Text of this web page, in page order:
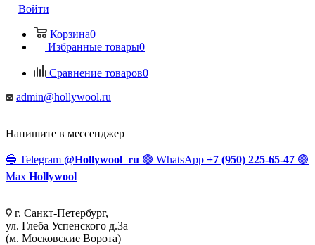
Войти
Корзина0
Избранные товары0
Сравнение товаров0
admin@hollywool.ru
Напишите в мессенджер
🔵 Telegram @Hollywool_ru 🟢 WhatsApp +7 (950) 225-65-47 🟣
Max Hollywool
г. Санкт-Петербург,
ул. Глеба Успенского д.3а
(м. Московские Ворота)